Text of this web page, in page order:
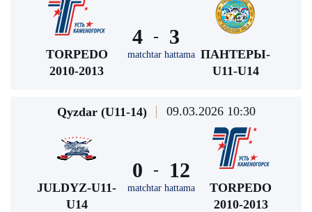
TORPEDO
2010-2013
4 -
matchtar hattama
3
ПАНТЕРЫ-
U11-U14
Qyzdar (U11-14) 09.03.2026 10:30
JULDYZ-U11-
U14
0 -
matchtar hattama
12
TORPEDO
2010-2013